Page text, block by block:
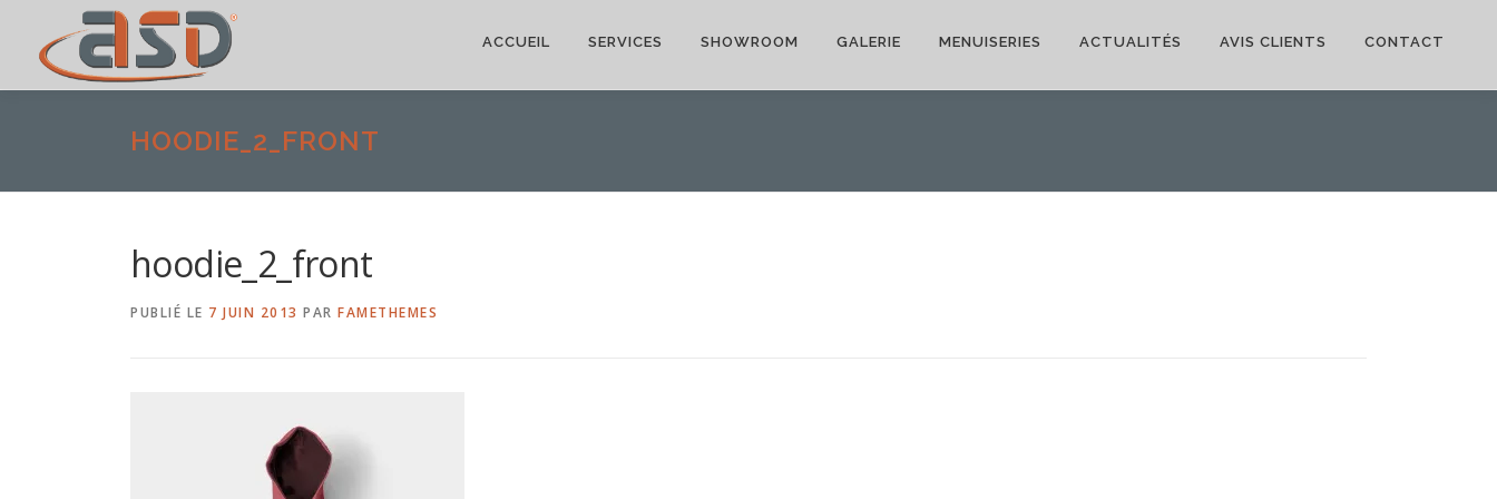
ACCUEIL SERVICES SHOWROOM GALERIE MENUISERIES ACTUALITÉS AVIS CLIENTS CONTACT
HOODIE_2_FRONT
hoodie_2_front
PUBLIÉ LE 7 JUIN 2013 PAR FAMETHEMES